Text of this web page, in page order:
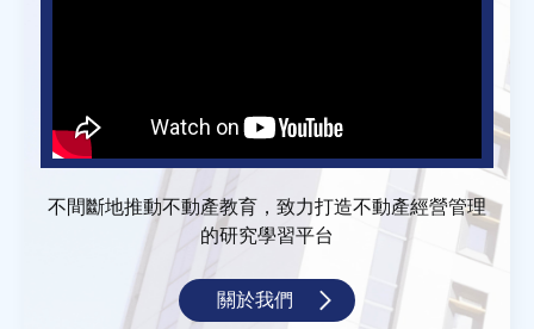
不間斷地推動不動產教育，致力打造不動產經營管理
的研究學習平台
關於我們